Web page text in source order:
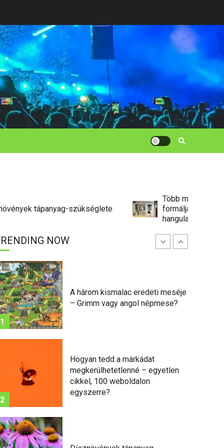
tápanyag-szükséglete
Több mint egy reflexió:
formálják a tükrök az
hangulatát?
Hogyan tedd a márkádat
NOW
5
Fürdőszoba szőnyeg és vastag
Pattanás elleni krém és a
természetes kezelése
7
Eladó lakás Szekszárdon
1
A három kismalac eredeti meséje
– Grimm vagy angol népmese?
2
Hogyan tedd a márkádat
megkerülhetetlenné – egyetlen
cikkel, 100 weboldalon
egyszerre?